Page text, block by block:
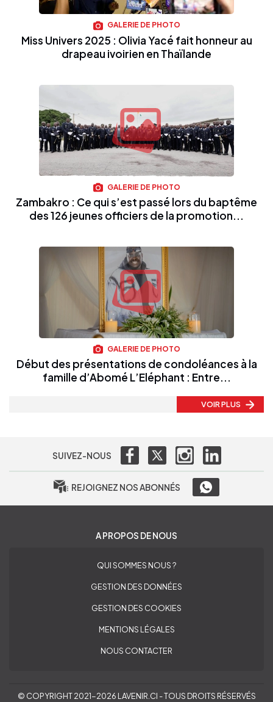
GALERIE DE PHOTO
Miss Univers 2025 : Olivia Yacé fait honneur au
drapeau ivoirien en Thaïlande
GALERIE DE PHOTO
Zambakro : Ce qui s’est passé lors du baptême
des 126 jeunes officiers de la promotion...
GALERIE DE PHOTO
Début des présentations de condoléances à la
famille d’Abomé L’Eléphant : Entre...
VOIR PLUS
SUIVEZ-NOUS
REJOIGNEZ NOS ABONNÉS
A PROPOS DE NOUS
QUI SOMMES NOUS ?
GESTION DES DONNÉES
GESTION DES COOKIES
MENTIONS LÉGALES
NOUS CONTACTER
© COPYRIGHT 2021-2026 LAVENIR.CI - TOUS DROITS RÉSERVÉS